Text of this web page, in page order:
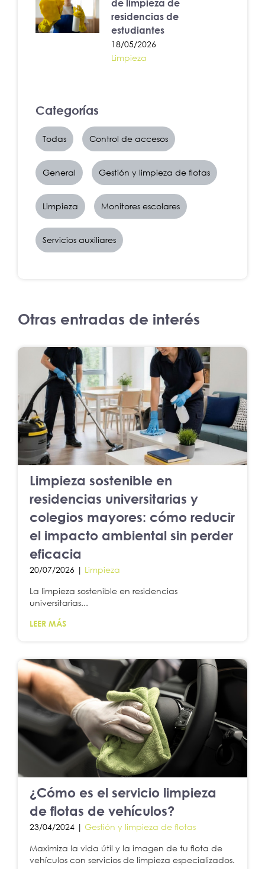
de limpieza de
residencias de
estudiantes
18/05/2026
Limpieza
Categorías
Todas Control de accesos
General Gestión y limpieza de flotas
Limpieza Monitores escolares
Servicios auxiliares
Otras entradas de interés
Limpieza sostenible en
residencias universitarias y
colegios mayores: cómo reducir
el impacto ambiental sin perder
eficacia
20/07/2026 | Limpieza
La limpieza sostenible en residencias
universitarias...
LEER MÁS
¿Cómo es el servicio limpieza
de flotas de vehículos?
23/04/2024 | Gestión y limpieza de flotas
Maximiza la vida útil y la imagen de tu flota de
vehículos con servicios de limpieza especializados.